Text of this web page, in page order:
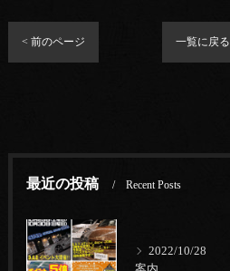
< 前のページ 一覧に戻る
最近の投稿 Recent Posts
2022/10/28